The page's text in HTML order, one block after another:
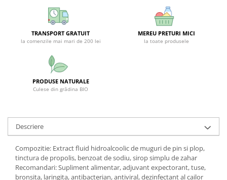
ANTIPARAZITARE
SUPLIMENTE STOMAC- DIGESTIE-
COLON
COSMETICE FAȚĂ
CREME CORP-MASAJ-MAINI -
CALCAIE
ULEIURI
CEAIURI
GEMODERIVATE
CREME AFECTIUNI PIELE
TRANSPORT GRATUIT
la comenzile mai mari de 200 lei
MEREU PRETURI MICI
la toate produsele
PRODUSE NATURALE
Culese din grădina BIO
Descriere
Compozitie: Extract fluid hidroalcoolic de muguri de pin si plop,
tinctura de propolis, benzoat de sodiu, sirop simplu de zahar
Recomandari: Supliment alimentar, adjuvant expectorant, tuse,
bronsita, laringita, antibacterian, antiviral, dezinfectant al cailor